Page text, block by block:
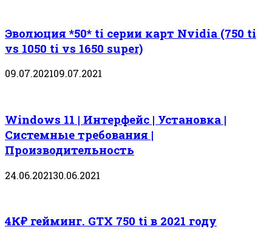
Эволюция *50* ti серии карт Nvidia (750 ti
vs 1050 ti vs 1650 super)
09.07.202109.07.2021
Windows 11 | Интерфейс | Установка |
Системные требования |
Производительность
24.06.202130.06.2021
4К₽ гейминг. GTX 750 ti в 2021 году